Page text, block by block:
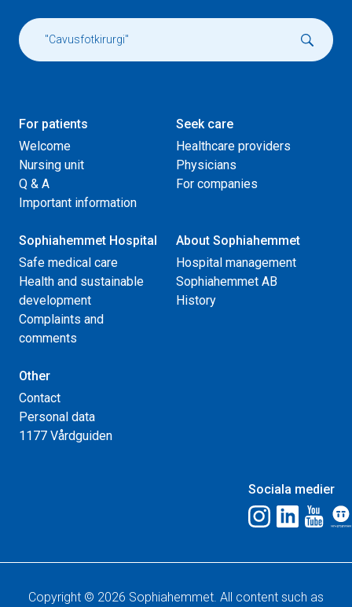
For patients
Welcome
Nursing unit
Q & A
Important information
Seek care
Healthcare providers
Physicians
For companies
Sophiahemmet Hospital
Safe medical care
Health and sustainable
development
Complaints and
comments
About Sophiahemmet
Hospital management
Sophiahemmet AB
History
Other
Contact
Personal data
1177 Vårdguiden
Sociala medier
Copyright © 2026 Sophiahemmet. All content such as